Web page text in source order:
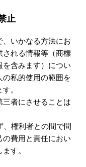
止
いかなる方法にお
される情報等（商標
含みます）につい
私的使用の範囲を
。
者にさせることは
、権利者との間で問
費用と責任におい
す。